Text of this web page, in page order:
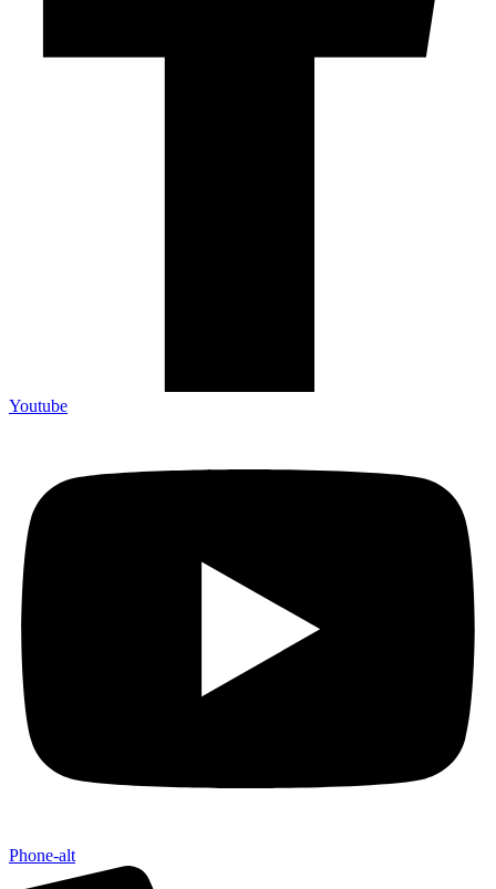
Youtube
Phone-alt